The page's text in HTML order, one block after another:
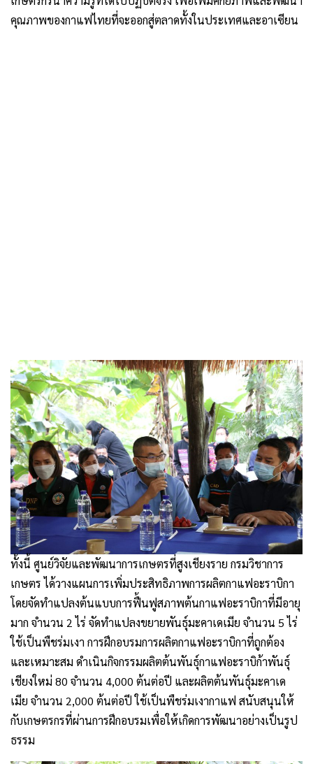
คุณภาพของกาแฟไทยที่จะออกสู่ตลาดทั้งในประเทศและอาเซียน
ทั้งนี้ ศูนย์วิจัยและพัฒนาการเกษตรที่สูงเชียงราย กรมวิชาการ
เกษตร ได้วางแผนการเพิ่มประสิทธิภาพการผลิตกาแฟอะราบิกา
โดยจัดทำแปลงต้นแบบการฟื้นฟูสภาพต้นกาแฟอะราบิกาที่มีอายุ
มาก จำนวน 2 ไร่ จัดทำแปลงขยายพันธุ์มะคาเดเมีย จำนวน 5 ไร่
ใช้เป็นพืชร่มเงา การฝึกอบรมการผลิตกาแฟอะราบิกาที่ถูกต้อง
และเหมาะสม ดำเนินกิจกรรมผลิตต้นพันธุ์กาแฟอะราบิก้าพันธุ์
เชียงใหม่ 80 จำนวน 4,000 ต้นต่อปี และผลิตต้นพันธุ์มะคาเด
เมีย จำนวน 2,000 ต้นต่อปี ใช้เป็นพืชร่มเงากาแฟ สนับสนุนให้
กับเกษตรกรที่ผ่านการฝึกอบรมเพื่อให้เกิดการพัฒนาอย่างเป็นรูป
ธรรม